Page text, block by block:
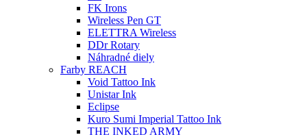
FK Irons
Wireless Pen GT
ELETTRA Wireless
DDr Rotary
Náhradné diely
Farby REACH
Void Tattoo Ink
Unistar Ink
Eclipse
Kuro Sumi Imperial Tattoo Ink
THE INKED ARMY